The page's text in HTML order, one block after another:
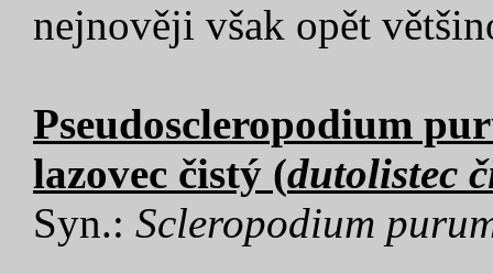
nejnověji však opět
Pseudoscleropodium
lazovec čistý (dutolistec
Syn.: Scleropodium